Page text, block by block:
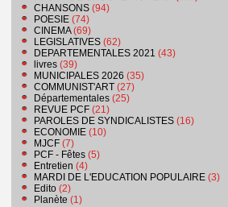
CHANSONS (94)
POESIE (74)
CINEMA(69)
LEGISLATIVES (62)
DEPARTEMENTALES 2021 (43)
livres (39)
MUNICIPALES 2026 (35)
COMMUNIST'ART (27)
Départementales (25)
REVUE PCF (21)
PAROLES DE SYNDICALISTES (16)
ECONOMIE (10)
MJCF (7)
PCF - Fêtes (5)
Entretien (4)
MARDI DE L'EDUCATION POPULAIRE (3)
Edito (2)
Planète (1)